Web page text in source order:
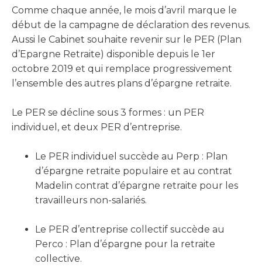
Comme chaque année, le mois d’avril marque le
début de la campagne de déclaration des revenus.
Aussi le Cabinet souhaite revenir sur le PER (Plan
d’Epargne Retraite) disponible depuis le 1er
octobre 2019 et qui remplace progressivement
l’ensemble des autres plans d’épargne retraite.
Le PER se décline sous 3 formes : un PER
individuel, et deux PER d’entreprise.
Le PER individuel succède au Perp : Plan
d’épargne retraite populaire et au contrat
Madelin contrat d’épargne retraite pour les
travailleurs non-salariés.
Le PER d’entreprise collectif succède au
Perco : Plan d’épargne pour la retraite
collective.